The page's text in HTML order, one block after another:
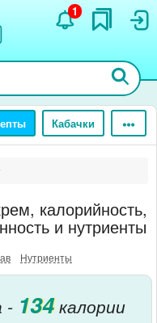
1
Кабачки
калорийность,
и нутриенты
Нутриенты
- 134 калории